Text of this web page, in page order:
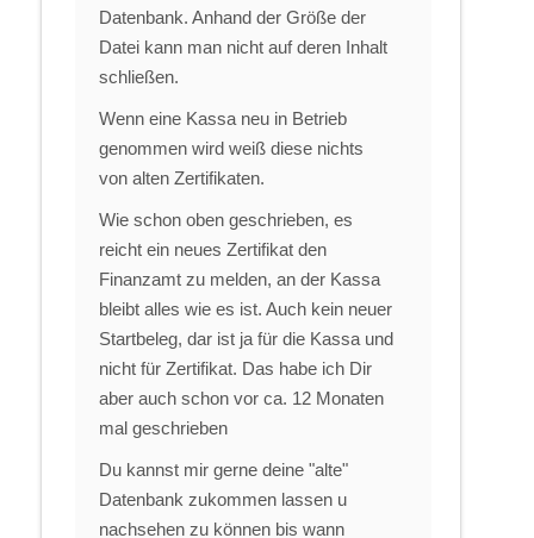
Datenbank. Anhand der Größe der
Datei kann man nicht auf deren Inhalt
schließen.
Wenn eine Kassa neu in Betrieb
genommen wird weiß diese nichts
von alten Zertifikaten.
Wie schon oben geschrieben, es
reicht ein neues Zertifikat den
Finanzamt zu melden, an der Kassa
bleibt alles wie es ist. Auch kein neuer
Startbeleg, dar ist ja für die Kassa und
nicht für Zertifikat. Das habe ich Dir
aber auch schon vor ca. 12 Monaten
mal geschrieben
Du kannst mir gerne deine "alte"
Datenbank zukommen lassen u
nachsehen zu können bis wann